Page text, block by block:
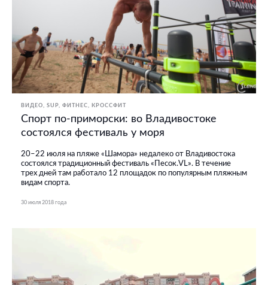
ВИДЕО SUP ФИТНЕС, КРОССФИТ
Спорт по-приморски: во Владивостоке
состоялся фестиваль у моря
20–22 июля на пляже «Шамора» недалеко от Владивостока
состоялся традиционный фестиваль «Песок.VL». В течение
трех дней там работало 12 площадок по популярным пляжным
видам спорта.
30 июля 2018 года